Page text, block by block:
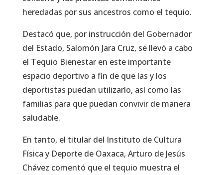
heredadas por sus ancestros como el tequio.
Destacó que, por instrucción del Gobernador
del Estado, Salomón Jara Cruz, se llevó a cabo
el Tequio Bienestar en este importante
espacio deportivo a fin de que las y los
deportistas puedan utilizarlo, así como las
familias para que puedan convivir de manera
saludable.
En tanto, el titular del Instituto de Cultura
Física y Deporte de Oaxaca, Arturo de Jesús
Chávez comentó que el tequio muestra el